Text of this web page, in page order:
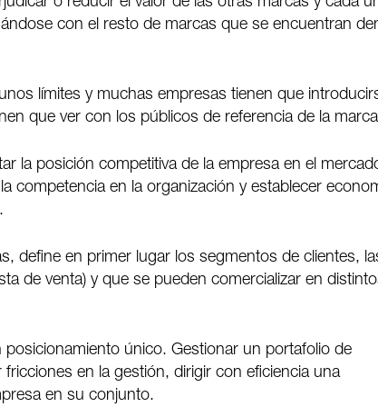
con el resto de marcas que se encuentran
límites y muchas empresas tienen que
que ver con los públicos de referencia de la
la posición competitiva de la empresa en el
competencia en la organización y establecer
define en primer lugar los segmentos de clientes,
de venta) y que se pueden comercializar en
único. Gestionar un portafolio de
en la gestión, dirigir con eficiencia una
en su conjunto.